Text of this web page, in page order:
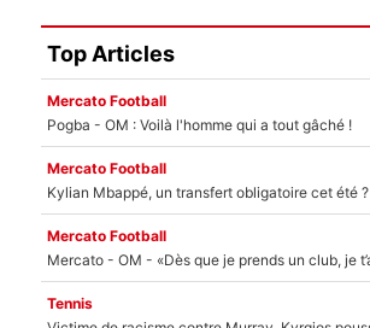
Top Articles
Mercato Football
Pogba - OM : Voilà l'homme qui a tout gâché !
Mercato Football
Kylian Mbappé, un transfert obligatoire cet été ?
Mercato Football
Tennis